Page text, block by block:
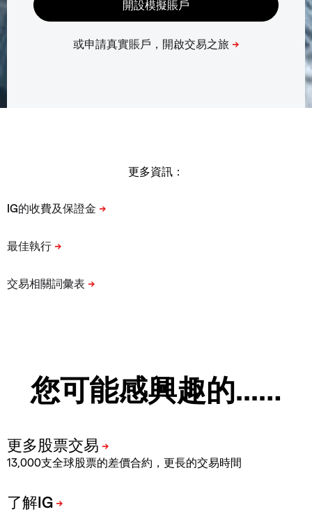
更多資訊：
您可能感興趣的...…
13,000支全球股票的差價合約，更長的交易時間